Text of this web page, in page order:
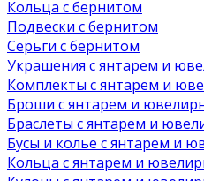
Кольца с бернитом
Подвески с бернитом
Серьги с бернитом
Украшения с янтарем и
Комплекты с янтарем и
Броши с янтарем и
Браслеты с янтарем и
Бусы и колье с янтарем и
Кольца с янтарем и